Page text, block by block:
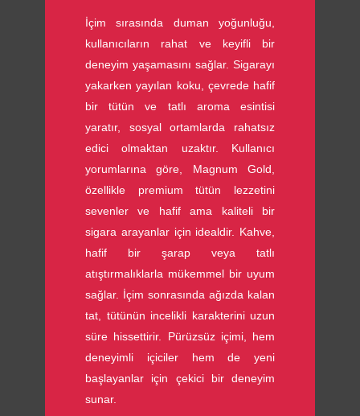
İçim sırasında duman yoğunluğu,
kullanıcıların rahat ve keyifli bir
deneyim yaşamasını sağlar. Sigarayı
yakarken yayılan koku, çevrede hafif
bir tütün ve tatlı aroma esintisi
yaratır, sosyal ortamlarda rahatsız
edici olmaktan uzaktır. Kullanıcı
yorumlarına göre, Magnum Gold,
özellikle premium tütün lezzetini
sevenler ve hafif ama kaliteli bir
sigara arayanlar için idealdir. Kahve,
hafif bir şarap veya tatlı
atıştırmalıklarla mükemmel bir uyum
sağlar. İçim sonrasında ağızda kalan
tat, tütünün incelikli karakterini uzun
süre hissettirir. Pürüzsüz içimi, hem
deneyimli içiciler hem de yeni
başlayanlar için çekici bir deneyim
sunar.